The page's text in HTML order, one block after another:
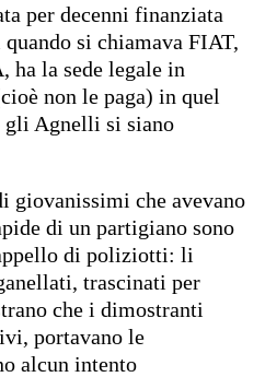
per decenni finanziata
si chiamava FIAT,
ha la sede legale in
non le paga) in quel
gli Agnelli si siano
giovanissimi che avevano
di un partigiano sono
di poliziotti: li
trascinati per
che i dimostranti
portavano le
alcun intento